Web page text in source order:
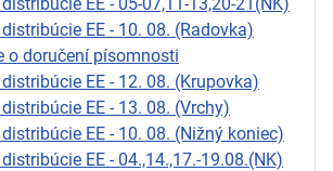
EE - 10. 08. (Radovka)
o doručení písomnosti
EE - 12. 08. (Krupovka)
EE - 13. 08. (Vrchy)
EE - 10. 08. (Nižný koniec)
EE - 04.,14.,17.-19.08.(NK)